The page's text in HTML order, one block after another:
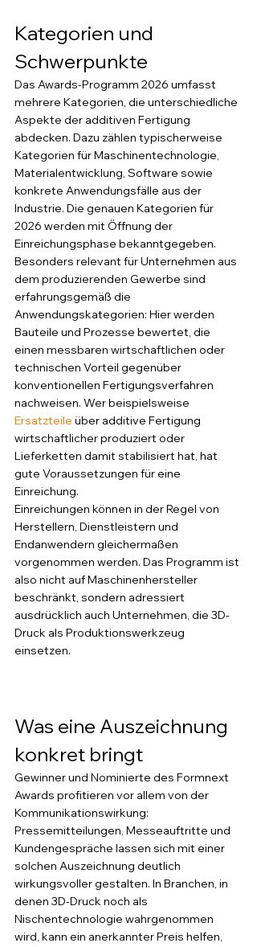
Kategorien und
Schwerpunkte
Das Awards-Programm 2026 umfasst
mehrere Kategorien, die unterschiedliche
Aspekte der additiven Fertigung
abdecken. Dazu zählen typischerweise
Kategorien für Maschinentechnologie,
Materialentwicklung, Software sowie
konkrete Anwendungsfälle aus der
Industrie. Die genauen Kategorien für
2026 werden mit Öffnung der
Einreichungsphase bekanntgegeben.
Besonders relevant für Unternehmen aus
dem produzierenden Gewerbe sind
erfahrungsgemäß die
Anwendungskategorien: Hier werden
Bauteile und Prozesse bewertet, die
einen messbaren wirtschaftlichen oder
technischen Vorteil gegenüber
konventionellen Fertigungsverfahren
nachweisen. Wer beispielsweise
Ersatzteile über additive Fertigung
wirtschaftlicher produziert oder
Lieferketten damit stabilisiert hat, hat
gute Voraussetzungen für eine
Einreichung.
Einreichungen können in der Regel von
Herstellern, Dienstleistern und
Endanwendern gleichermaßen
vorgenommen werden. Das Programm ist
also nicht auf Maschinenhersteller
beschränkt, sondern adressiert
ausdrücklich auch Unternehmen, die 3D-
Druck als Produktionswerkzeug
einsetzen.
Was eine Auszeichnung
konkret bringt
Gewinner und Nominierte des Formnext
Awards profitieren vor allem von der
Kommunikationswirkung:
Pressemitteilungen, Messeauftritte und
Kundengespräche lassen sich mit einer
solchen Auszeichnung deutlich
wirkungsvoller gestalten. In Branchen, in
denen 3D-Druck noch als
Nischentechnologie wahrgenommen
wird, kann ein anerkannter Preis helfen,